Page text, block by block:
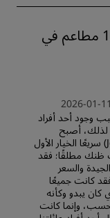
من 12775 مطاعم في
2026-01-11
وجود أحد أفراد
لذلك، أصبح
مطعم "جونز ذا بروجير" (Jones the grower) سريعًا الخيار الأول
ظنك مطلقًا؛ فقد
والسعر
كانت جميعًا
يبدو وكأنه
وإنما كانت